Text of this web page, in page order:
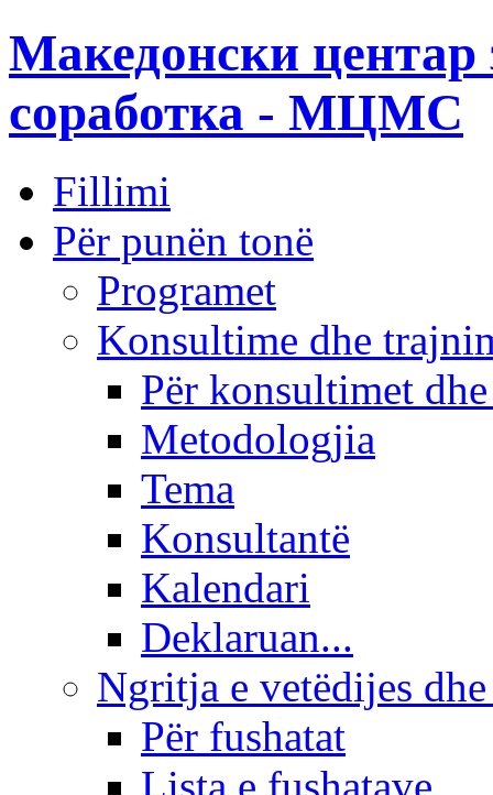
Македонски центар
соработка - МЦМС
Fillimi
Për punën tonë
Programet
Konsultime dhe
Për konsultimet
Metodologjia
Tema
Konsultantë
Kalendari
Deklaruan...
Ngritja e vetëdijes
Për fushatat
Lista e fushatave